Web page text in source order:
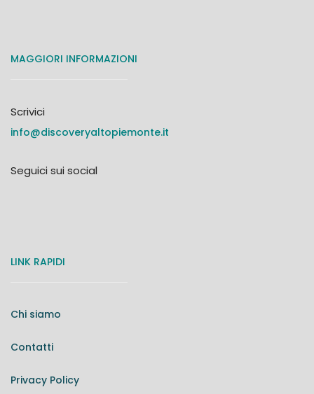
MAGGIORI INFORMAZIONI
Scrivici
info@discoveryaltopiemonte.it
Seguici sui social
LINK RAPIDI
Chi siamo
Contatti
Privacy Policy